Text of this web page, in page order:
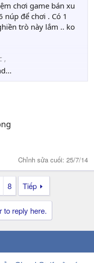
chơi game bán xu
để chơi . Có 1
trò này lắm .. ko
,
to từ dưới bay lên
bay tiếp viện
search google rồi
mình với , cám ơn
Chỉnh sửa cuối: 25/7/14
8 Tiếp
to reply here.